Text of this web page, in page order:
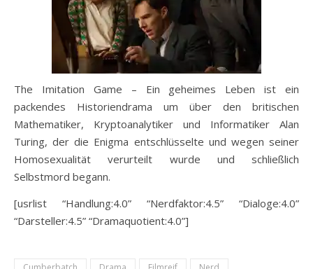
The Imitation Game – Ein geheimes Leben ist ein
packendes Historiendrama um über den britischen
Mathematiker, Kryptoanalytiker und Informatiker Alan
Turing, der die Enigma entschlüsselte und wegen seiner
Homosexualität verurteilt wurde und schließlich
Selbstmord begann.
[usrlist “Handlung:4.0” “Nerdfaktor:4.5” “Dialoge:4.0”
“Darsteller:4.5” “Dramaquotient:4.0”]